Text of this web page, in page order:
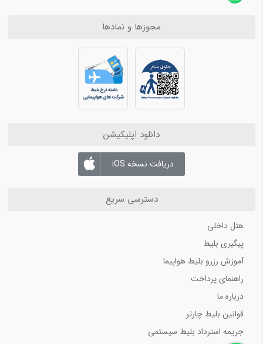
مجوزها و نمادها
دانلود اپلیکیشن
دریافت نسخه iOS
دسترسی سریع
هتل داخلی
پیگیری بلیط
آموزش رزرو بلیط هواپیما
راهنمای پرداخت
درباره ما
قوانین بلیط چارتر
جریمه استرداد بلیط سیستمی